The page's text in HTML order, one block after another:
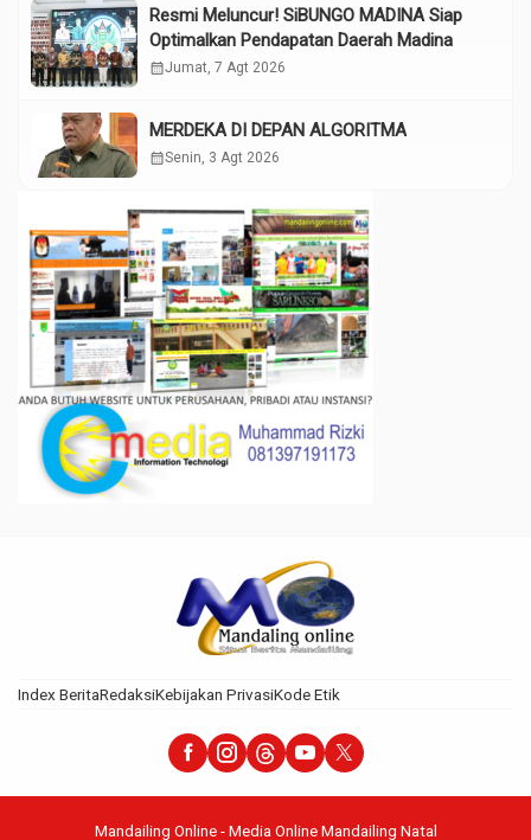
Resmi Meluncur! SiBUNGO MADINA Siap
Optimalkan Pendapatan Daerah Madina
calendar_monthJumat, 7 Agt 2026
MERDEKA DI DEPAN ALGORITMA
calendar_monthSenin, 3 Agt 2026
Index BeritaRedaksiKebijakan PrivasiKode Etik
Mandailing Online - Media Online Mandailing Natal